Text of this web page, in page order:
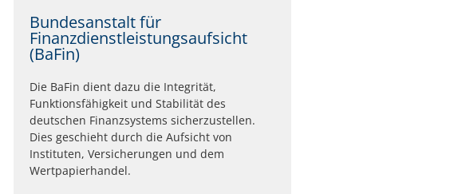
Bundesanstalt für
Finanzdienstleistungsaufsicht
(BaFin)
Die BaFin dient dazu die Integrität,
Funktionsfähigkeit und Stabilität des
deutschen Finanzsystems sicherzustellen.
Dies geschieht durch die Aufsicht von
Instituten, Versicherungen und dem
Wertpapierhandel.